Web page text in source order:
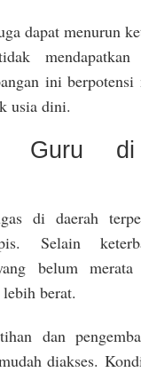
dapat menurun
mendapatkan
ini berpotensi
usia dini.
Guru
di daerah
Selain
belum merata
berat.
dan
diakses.